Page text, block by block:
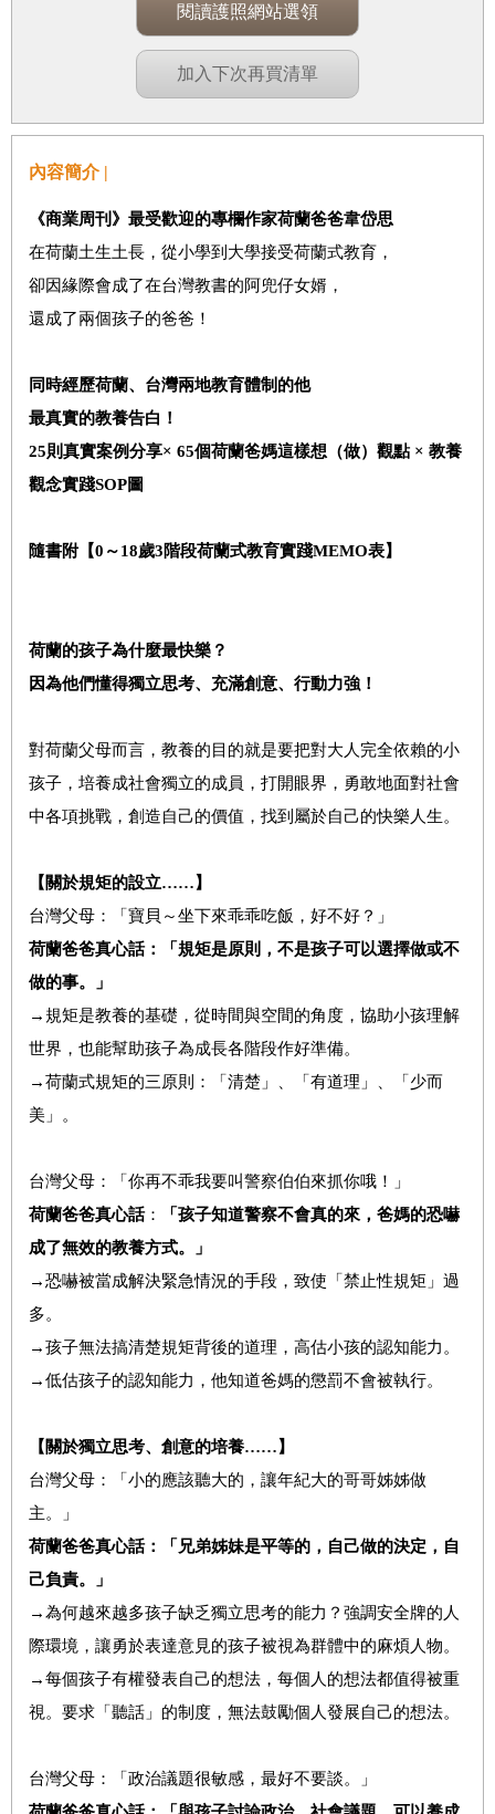
閱讀護照網站選領
加入下次再買清單
內容簡介 |
《商業周刊》最受歡迎的專欄作家荷蘭爸爸韋岱思
在荷蘭土生土長，從小學到大學接受荷蘭式教育，
卻因緣際會成了在台灣教書的阿兜仔女婿，
還成了兩個孩子的爸爸！
同時經歷荷蘭、台灣兩地教育體制的他
最真實的教養告白！
25則真實案例分享× 65個荷蘭爸媽這樣想（做）觀點 × 教養
觀念實踐SOP圖
隨書附【0～18歲3階段荷蘭式教育實踐MEMO表】
荷蘭的孩子為什麼最快樂？
因為他們懂得獨立思考、充滿創意、行動力強！
對荷蘭父母而言，教養的目的就是要把對大人完全依賴的小
孩子，培養成社會獨立的成員，打開眼界，勇敢地面對社會
中各項挑戰，創造自己的價值，找到屬於自己的快樂人生。
【 關於規矩的設立……】
台灣父母：「寶貝～坐下來乖乖吃飯，好不好？」
荷蘭爸爸真心話：「規矩是原則，不是孩子可以選擇做或不
做的事。」
→規矩是教養的基礎，從時間與空間的角度，協助小孩理解
世界，也能幫助孩子為成長各階段作好準備。
→荷蘭式規矩的三原則：「清楚」、「有道理」、「少而
美」。
台灣父母：「你再不乖我要叫警察伯伯來抓你哦！」
荷蘭爸爸真心話：
「孩子知道警察不會真的來，爸媽的恐嚇
成了無效的教養方式。」
→恐嚇被當成解決緊急情況的手段，致使「禁止性規矩」過
多。
→孩子無法搞清楚規矩背後的道理，高估小孩的認知能力。
→低估孩子的認知能力，他知道爸媽的懲罰不會被執行。
【 關於獨立思考、創意的培養……】
台灣父母：「小的應該聽大的，讓年紀大的哥哥姊姊做
主。」
荷蘭爸爸真心話：「兄弟姊妹是平等的，自己做的決定，自
己負責。」
→為何越來越多孩子缺乏獨立思考的能力？強調安全牌的人
際環境，讓勇於表達意見的孩子被視為群體中的麻煩人物。
→每個孩子有權發表自己的想法，每個人的想法都值得被重
視。要求「聽話」的制度，無法鼓勵個人發展自己的想法。
台灣父母：「政治議題很敏感，最好不要談。」